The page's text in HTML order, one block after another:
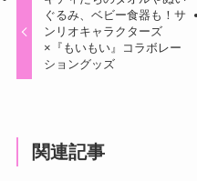
ぐるみ、ベビー食器も！サ
ンリオキャラクターズ
×『もいもい』コラボレー
ショングッズ
関連記事